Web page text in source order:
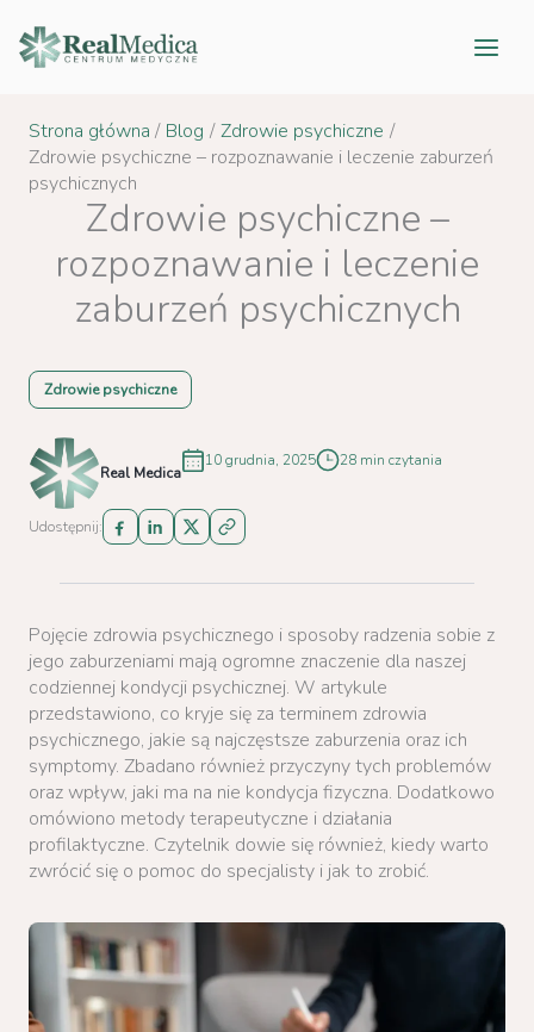
do
treści
Strona główna Blog
Zdrowie psychiczne
Zdrowie psychiczne – rozpoznawanie i leczenie zaburzeń
psychicznych
Zdrowie psychiczne –
rozpoznawanie i leczenie
zaburzeń psychicznych
Zdrowie psychiczne
Real Medica
10 grudnia, 2025 28 min czytania
Udostępnij:
Pojęcie zdrowia psychicznego i sposoby radzenia sobie z
jego zaburzeniami mają ogromne znaczenie dla naszej
codziennej kondycji psychicznej. W artykule
przedstawiono, co kryje się za terminem zdrowia
psychicznego, jakie są najczęstsze zaburzenia oraz ich
symptomy. Zbadano również przyczyny tych problemów
oraz wpływ, jaki ma na nie kondycja fizyczna. Dodatkowo
omówiono metody terapeutyczne i działania
profilaktyczne. Czytelnik dowie się również, kiedy warto
zwrócić się o pomoc do specjalisty i jak to zrobić.